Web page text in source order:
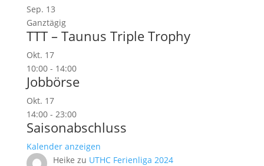
Sep. 13
Ganztägig
TTT – Taunus Triple Trophy
Okt. 17
10:00- 14:00
Jobbörse
Okt. 17
14:00- 23:00
Saisonabschluss
Kalender anzeigen
Heike zu UTHC Ferienliga 2024